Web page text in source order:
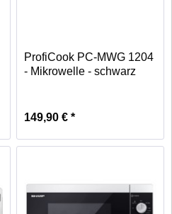
ProfiCook PC-MWG 1204
- Mikrowelle - schwarz
149,90 € *